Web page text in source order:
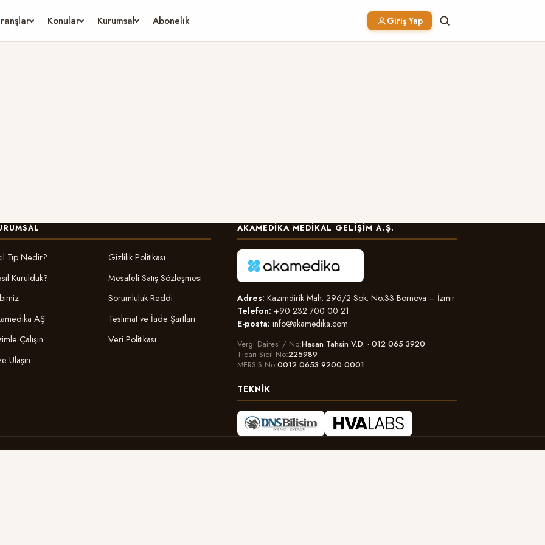
Konular Kurumsal Abonelik Giriş Yap
Tıp Nedir?
Kurulduk?
AŞ
Çalışın
Ulaşın
Gizlilik Politikası
Mesafeli Satış Sözleşmesi
Sorumluluk Reddi
Teslimat ve İade Şartları
Veri Politikası
AKAMEDIKA MEDIKAL GELIŞIM A.Ş.
Adres: Kazımdirik Mah. 296/2 Sok. No:33 Bornova – İzmir
Telefon: +90 232 700 00 21
E-posta: info@akamedika.com
Vergi Dairesi / No Hasan Tahsin V.D. · 012 065 3920
Ticari Sicil No 225989
MERSİS No 0012 0653 9200 0001
TEKNIK